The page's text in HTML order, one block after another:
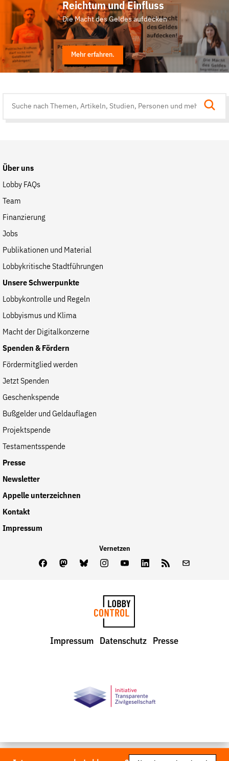
Reichtum und Einfluss
Die Macht des Geldes aufdecken
Mehr erfahren.
Über uns
Lobby FAQs
Team
Finanzierung
Jobs
Publikationen und Material
Lobbykritische Stadtführungen
Unsere Schwerpunkte
Lobbykontrolle und Regeln
Lobbyismus und Klima
Macht der Digitalkonzerne
Spenden & Fördern
Fördermitglied werden
Jetzt Spenden
Geschenkspende
Bußgelder und Geldauflagen
Projektspende
Testamentsspende
Presse
Newsletter
Appelle unterzeichnen
Kontakt
Impressum
Vernetzen
FacebookMastodon
BlueskyInstagram
YoutubeLinkedInFeed
LobbyControl
Impressum Datenschutz Presse